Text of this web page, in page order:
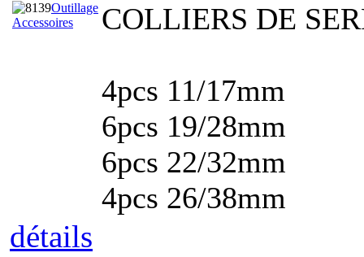
Outillage
Accessoires
COLLIERS DE
4pcs 11/17mm
6pcs 19/28mm
6pcs 22/32mm
4pcs 26/38mm
détails